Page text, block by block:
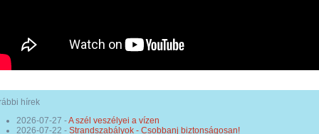
hírek
2026-07-27 -A szél veszélyei a vízen
2026-07-22 - Strandszabályok - Csobbanj biztonságosan!